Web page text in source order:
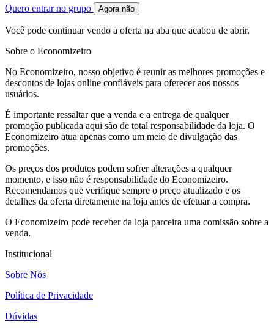
Quero entrar no grupo Agora não
Você pode continuar vendo a oferta na aba que acabou de abrir.
Sobre o Economizeiro
No Economizeiro, nosso objetivo é reunir as melhores promoções e
descontos de lojas online confiáveis para oferecer aos nossos
usuários.
É importante ressaltar que a venda e a entrega de qualquer
promoção publicada aqui são de total responsabilidade da loja. O
Economizeiro atua apenas como um meio de divulgação das
promoções.
Os preços dos produtos podem sofrer alterações a qualquer
momento, e isso não é responsabilidade do Economizeiro.
Recomendamos que verifique sempre o preço atualizado e os
detalhes da oferta diretamente na loja antes de efetuar a compra.
O Economizeiro pode receber da loja parceira uma comissão sobre a
venda.
Institucional
Sobre Nós
Política de Privacidade
Dúvidas